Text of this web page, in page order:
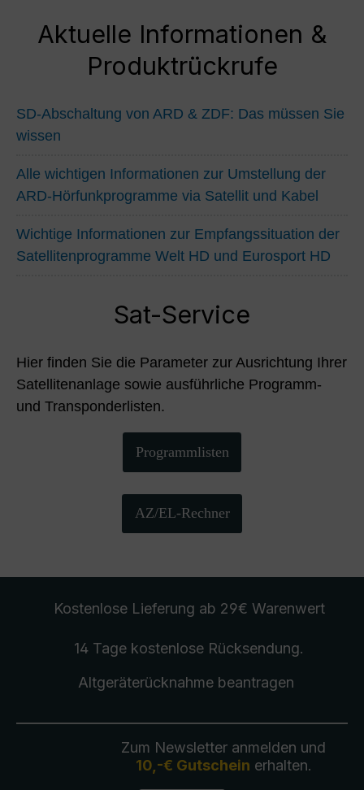
Aktuelle Informationen &
Produktrückrufe
SD-Abschaltung von ARD & ZDF: Das müssen Sie
wissen
Alle wichtigen Informationen zur Umstellung der
ARD-Hörfunkprogramme via Satellit und Kabel
Wichtige Informationen zur Empfangssituation der
Satellitenprogramme Welt HD und Eurosport HD
Sat-Service
Hier finden Sie die Parameter zur Ausrichtung Ihrer
Satellitenanlage sowie ausführliche Programm-
und Transponderlisten.
Programmlisten
AZ/EL-Rechner
Kostenlose Lieferung ab 29€ Warenwert
14 Tage kostenlose Rücksendung.
Altgeräterücknahmebeantragen
Zum Newsletter anmelden und
10,-€ Gutschein erhalten.